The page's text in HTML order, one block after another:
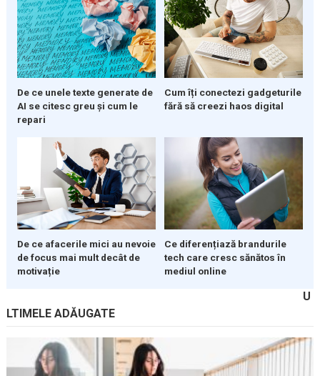
De ce unele texte generate de
AI se citesc greu și cum le
repari
Cum îți conectezi gadgeturile
fără să creezi haos digital
De ce afacerile mici au nevoie
de focus mai mult decât de
motivație
Ce diferențiază brandurile
tech care cresc sănătos în
mediul online
U
LTIMELE ADĂUGATE